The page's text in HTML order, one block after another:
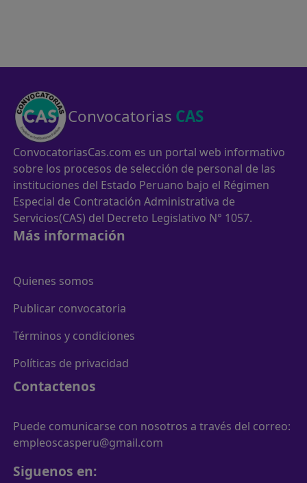
Convocatorias CAS
ConvocatoriasCas.com es un portal web informativo
sobre los procesos de selección de personal de las
instituciones del Estado Peruano bajo el Régimen
Especial de Contratación Administrativa de
Servicios(CAS) del Decreto Legislativo N° 1057.
Más información
Quienes somos
Publicar convocatoria
Términos y condiciones
Políticas de privacidad
Contactenos
Puede comunicarse con nosotros a través del correo:
empleoscasperu@gmail.com
Siguenos en: